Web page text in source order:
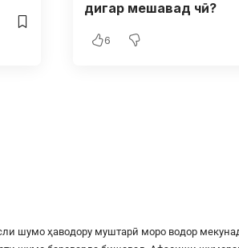
дигар мешавад чӣ?
6
шумо ҳаводору муштарӣ моро водор